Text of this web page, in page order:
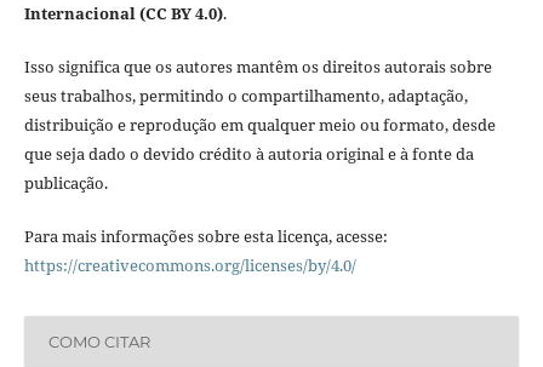
Internacional (CC BY 4.0).
Isso significa que os autores mantêm os direitos autorais sobre
seus trabalhos, permitindo o compartilhamento, adaptação,
distribuição e reprodução em qualquer meio ou formato, desde
que seja dado o devido crédito à autoria original e à fonte da
publicação.
Para mais informações sobre esta licença, acesse:
https://creativecommons.org/licenses/by/4.0/
COMO CITAR